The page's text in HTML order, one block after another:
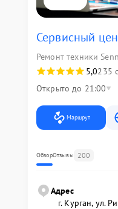
Сервисный
Ремонт техники
5,0235
Открыто до 21:00
Маршрут
ОбзорОтзывы 200
Адрес
г. Курган, ул.